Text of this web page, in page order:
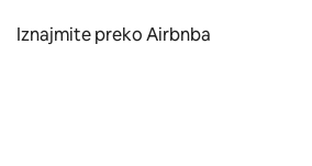
Iznajmite preko Airbnba